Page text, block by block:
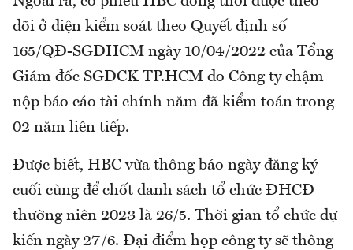
dõi ở diện kiểm soát theo Quyết định số
165/QĐ-SGDHCM ngày 10/04/2022 của Tổng
Giám đốc SGDCK TP.HCM do Công ty chậm
nộp báo cáo tài chính năm đã kiểm toán trong
02 năm liên tiếp.
Được biết, HBC vừa thông báo ngày đăng ký
cuối cùng để chốt danh sách tổ chức ĐHCĐ
thường niên 2023 là 26/5. Thời gian tổ chức dự
kiến ngày 27/6. Đại điểm họp công ty sẽ thông